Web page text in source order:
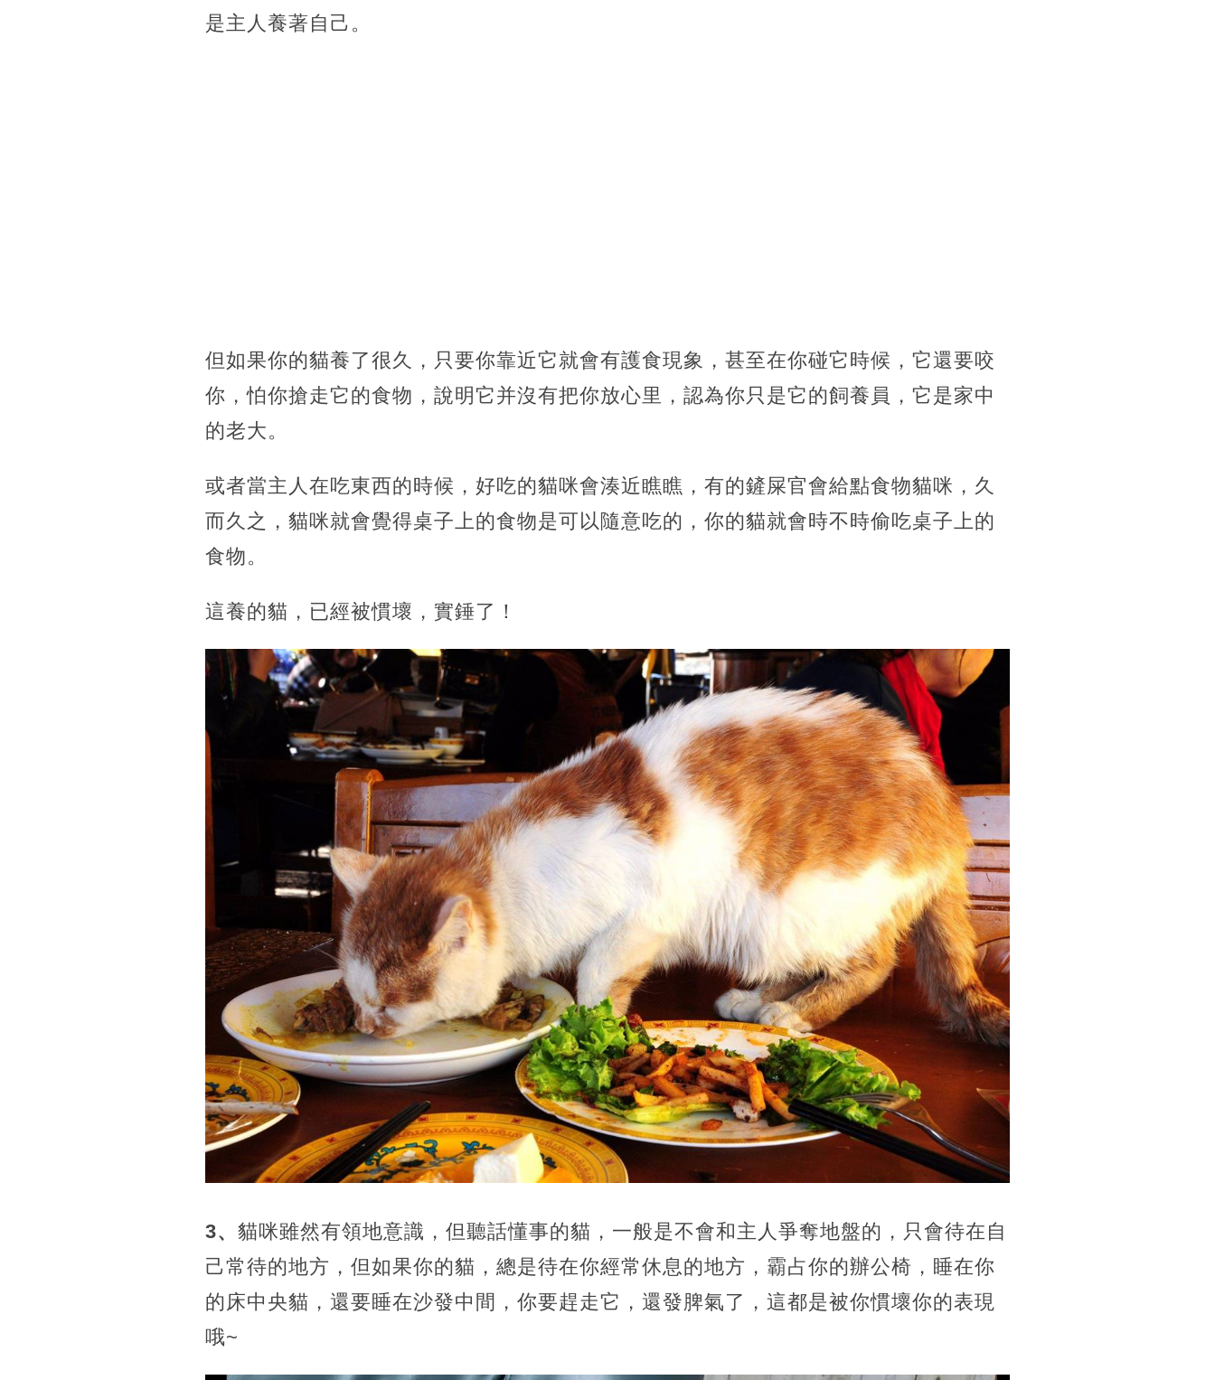
是主人養著自己。
但如果你的貓養了很久，只要你靠近它就會有護食現象，甚至在你碰它時候，它還要咬
你，怕你搶走它的食物，說明它并沒有把你放心里，認為你只是它的飼養員，它是家中
的老大。
或者當主人在吃東西的時候，好吃的貓咪會湊近瞧瞧，有的鏟屎官會給點食物貓咪，久
而久之，貓咪就會覺得桌子上的食物是可以隨意吃的，你的貓就會時不時偷吃桌子上的
食物。
這養的貓，已經被慣壞，實錘了！
3、 貓咪雖然有領地意識，但聽話懂事的貓，一般是不會和主人爭奪地盤的，只會待在自
己常待的地方，但如果你的貓，總是待在你經常休息的地方，霸占你的辦公椅，睡在你
的床中央貓，還要睡在沙發中間，你要趕走它，還發脾氣了，這都是被你慣壞你的表現
哦~